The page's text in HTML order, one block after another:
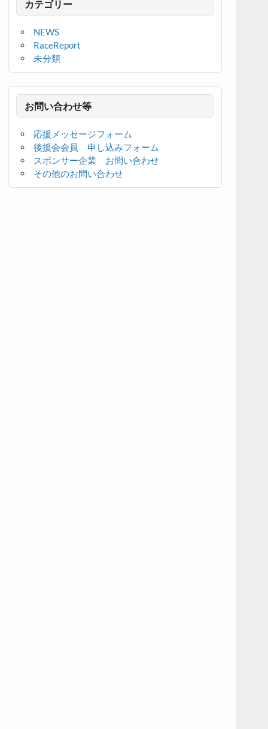
カテゴリー
NEWS
RaceReport
未分類
お問い合わせ等
応援メッセージフォーム
後援会会員 申し込みフォーム
スポンサー企業 お問い合わせ
その他のお問い合わせ